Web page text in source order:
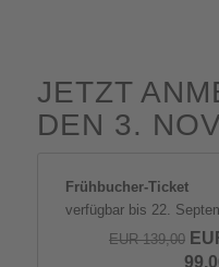
JETZT
DEN 3.
Frühbucher-Ticket
verfügbar bis 22.
EUR139,00